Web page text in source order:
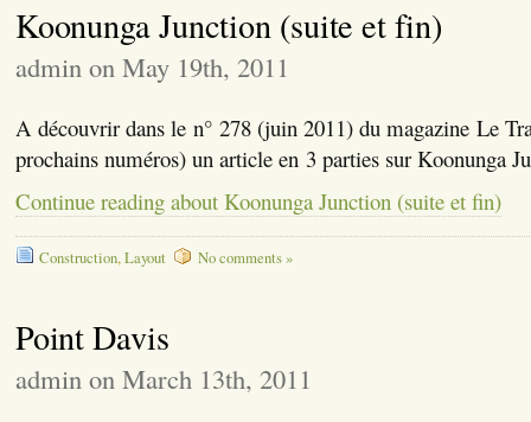
Koonunga Junction (suite et fin)
admin on May 19th, 2011
A découvrir dans le n° 278 (juin 2011) du magazine Le
prochains numéros) un article en 3 parties sur Koonunga
Continue reading about Koonunga Junction (suite et fin)
Construction,Layout No comments »
Point Davis
admin on March 13th, 2011